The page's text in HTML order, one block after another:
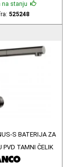
na stanju
525248
S BATERIJA ZA
PVD TAMNI ČELIK
527733